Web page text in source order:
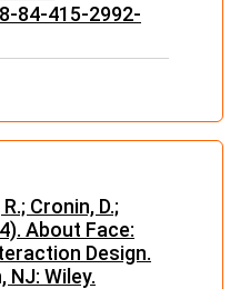
84-415-2992-
Cronin, D.;
About Face:
Design.
NJ: Wiley.